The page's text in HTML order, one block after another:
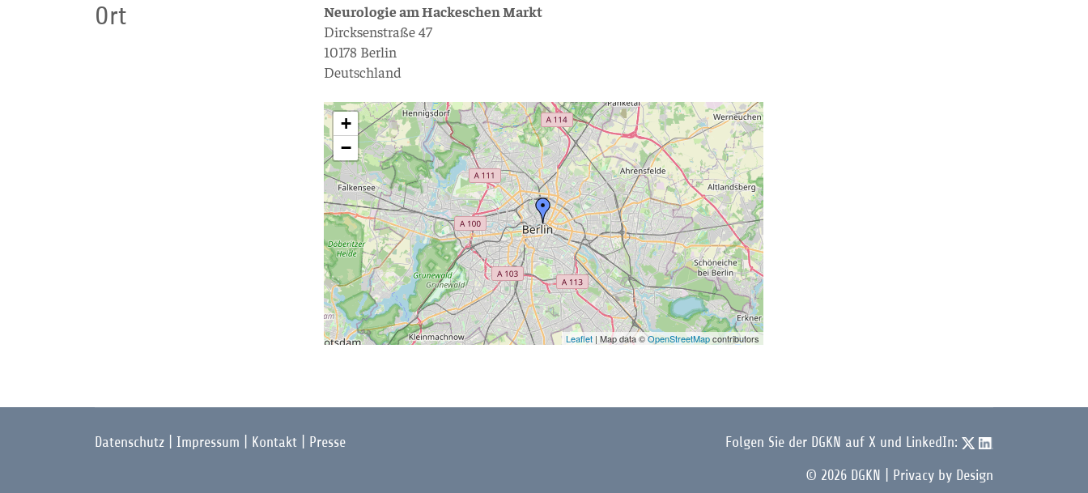
Ort
Neurologie am Hackeschen Markt
Dircksenstraße 47
10178 Berlin
Deutschland
+
−
Leaflet | Map data ©OpenStreetMapcontributors
Datenschutz Impressum Kontakt Presse Folgen Sie der DGKN auf X und LinkedIn:
© 2026 DGKN | Privacy by Design